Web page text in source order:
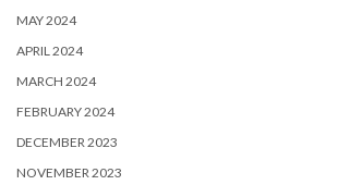
MAY 2024
APRIL 2024
MARCH 2024
FEBRUARY 2024
DECEMBER 2023
NOVEMBER 2023